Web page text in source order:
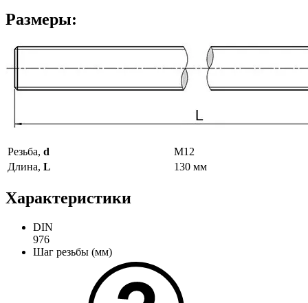
Размеры:
Резьба, d
М12
Длина, L 130 мм
Характеристики
DIN
976
Шаг резьбы (мм)